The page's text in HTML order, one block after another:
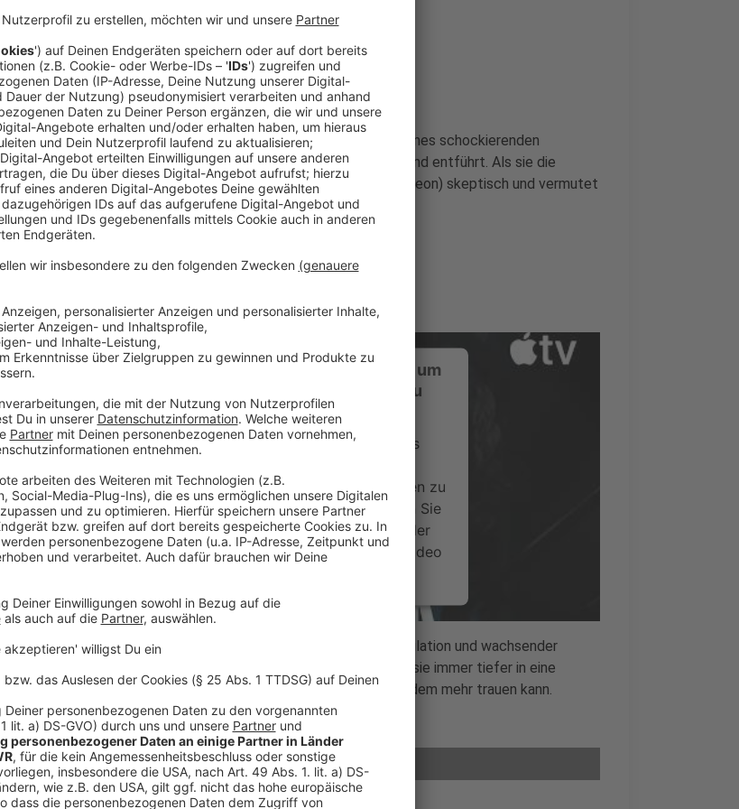
Veröffentlicht: Montag, 08.06.2026 21:45
Anzeige
Doch eines Tages wird Paula während eines Videochats Zeugin eines schockierenden
Verbrechens: Trevor wird offenbar in seiner Wohnung überfallen und entführt. Als sie die
Polizei einschaltet, reagiert Detective Sofia Gonzalez (Dolly De Leon) skeptisch und vermutet
zunächst einen perfiden Betrugsversuch.
Streaming-Dienst: Apple TV+
Wir benötigen Ihre Zustimmung, um
den YouTube Video-Service zu
laden!
Wir verwenden einen Service eines
einzubetten. Dieser Service kann Daten zu
Ihren Aktivitäten sammeln. Bitte lesen Sie
die Details durch und stimmen Sie der
Nutzung des Service zu, um dieses Video
Mehr Informationen
powered byUsercentrics Consent Management
Platform
Kurz darauf beginnt für Paula ein Albtraum aus Drohungen, Manipulation und wachsender
Angst. Während ihr Leben zunehmend außer Kontrolle gerät, wird sie immer tiefer in eine
gefährliche Verschwörung hineingezogen, bei der sie bald niemandem mehr trauen kann.
Anzeige
©Copyright: Apple TV+
Paula datet Trevor...und das ist keine gute Idee.